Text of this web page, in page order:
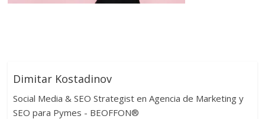
Dimitar Kostadinov
Social Media & SEO Strategist en Agencia de Marketing y
SEO para Pymes - BEOFFON®